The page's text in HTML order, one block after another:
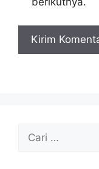
Cari